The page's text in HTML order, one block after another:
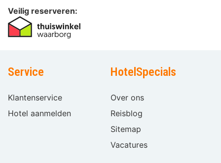
Veilig reserveren:
Service
Klantenservice
Hotel aanmelden
HotelSpecials
Over ons
Reisblog
Sitemap
Vacatures